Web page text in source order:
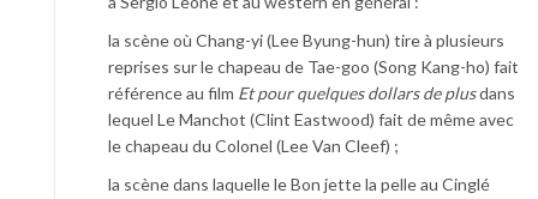
la scène où Chang-yi (Lee Byung-hun) tire à plusieurs
reprises sur le chapeau de Tae-goo (Song Kang-ho) fait
référence au film Et pour quelques dollars de plusdans
lequel Le Manchot (Clint Eastwood) fait de même avec
le chapeau du Colonel (Lee Van Cleef) ;
la scène dans laquelle le Bon jette la pelle au Cinglé